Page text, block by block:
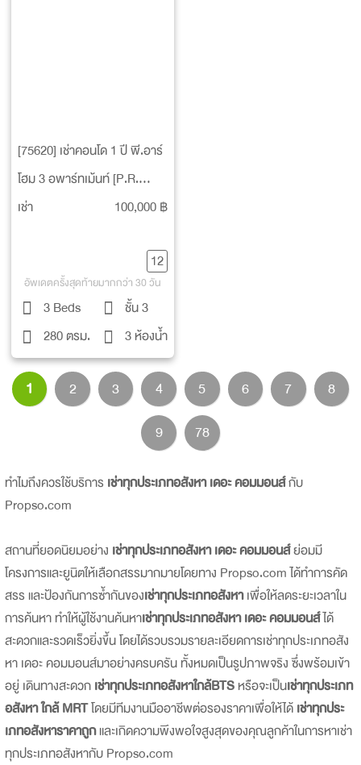
[75620] เช่าคอนโด 1 ปี พี.อาร์
โฮม 3 อพาร์ทเม้นท์ [P.R.
HOME 3 Apartment]
เช่า 100,000 ฿
12
อัพเดตครั้งสุดท้ายมากกว่า 30 วัน
3 Beds
280 ตรม.
ชั้น 3
3 ห้องน้ำ
1 2 3 4 5 6 7
8
9
78
ทำไมถึงควรใช้บริการ เช่าทุกประเภทอสังหา เดอะ คอมมอนส์กับ
Propso.com
สถานที่ยอดนิยมอย่าง เช่าทุกประเภทอสังหา เดอะ คอมมอนส์ย่อมมี
โครงการและยูนิตให้เลือกสรรมากมายโดยทาง Propso.com ได้ทำการคัด
สรร และป้องกันการซ้ำกันของเช่าทุกประเภทอสังหาเพื่อให้ลดระยะเวลาใน
การค้นหา ทำให้ผู้ใช้งานค้นหาเช่าทุกประเภทอสังหา เดอะ คอมมอนส์ได้
สะดวกและรวดเร็วยิ่งขึ้น โดยได้รวบรวมรายละเอียดการเช่าทุกประเภทอสัง
หา เดอะ คอมมอนส์มาอย่างครบครัน ทั้งหมดเป็นรูปภาพจริง ซึ่งพร้อมเข้า
อยู่ เดินทางสะดวกเช่าทุกประเภทอสังหาใกล้BTSหรือจะเป็นเช่าทุกประเภท
อสังหา ใกล้ MRTโดยมีทีมงานมืออาชีพต่อรองราคาเพื่อให้ได้เช่าทุกประ
เภทอสังหาราคาถูกและเกิดความพึงพอใจสูงสุดของคุณลูกค้าในการหาเช่า
ทุกประเภทอสังหากับ Propso.com